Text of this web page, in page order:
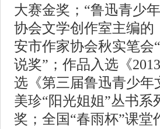
大赛金奖；“鲁迅青少
协会文学创作室主编的
安市作家协会秋实笔会
说奖”；作品入选《
选《第三届鲁迅青少
美珍“阳光姐姐”丛书
奖；全国“春雨杯”课